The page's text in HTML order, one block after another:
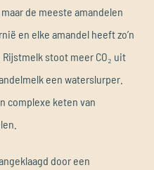
de meeste amandelen
en elke amandel heeft zo’n
stoot meer CO₂ uit
een waterslurper.
complexe keten van
door een